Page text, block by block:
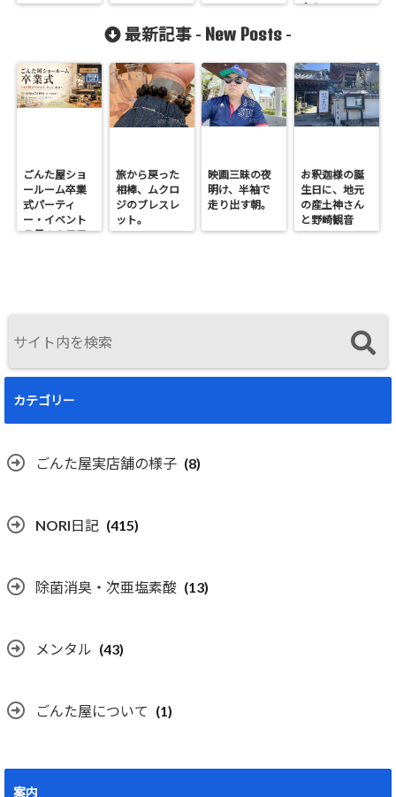
会！
最新記事 - New Posts -
ごんた屋ショ
ールーム卒業
式パーティ
ー・イベント
７月１９日日
旅から戻った
相棒、ムクロ
ジのブレスレ
ット。
映画三昧の夜
明け、半袖で
走り出す朝。
お釈迦様の誕
生日に、地元
の産土神さん
と野崎観音
へ。
カテゴリー
ごんた屋実店舗の様子 (8)
NORI日記 (415)
除菌消臭・次亜塩素酸 (13)
メンタル (43)
ごんた屋について (1)
案内